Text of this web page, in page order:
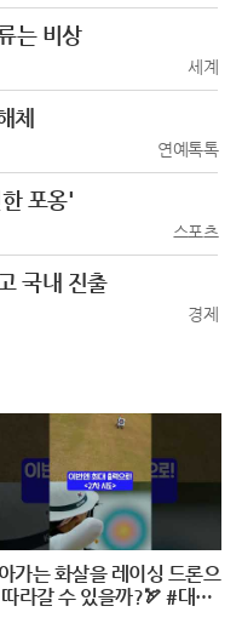
는 비상
세계
체
연예톡톡
포옹'
스포츠
국내 진출
경제
가는 화살을 레이싱 드론으
따라갈 수 있을까?🏹 #대작